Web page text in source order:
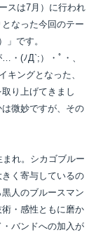
スは7月）に行われ
なった今回のテー
」です。
・(ﾉД`;）・ﾟ・、
キングとなった、
り上げてきまし
微妙ですが、その
れ。シカゴブルー
く寄与しているの
人のブルースマン
・感性ともに磨か
バンドへの加入が